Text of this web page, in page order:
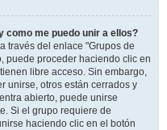
como me puedo unir a ellos?
través del enlace "Grupos de
puede proceder haciendo clic en
libre acceso. Sin embargo,
unirse, otros están cerrados y
abierto, puede unirse
Si el grupo requiere de
haciendo clic en el botón